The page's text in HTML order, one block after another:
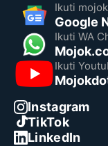
Ikuti
Google
Ikuti WA
Ikuti
Instagram
TikTok
LinkedIn